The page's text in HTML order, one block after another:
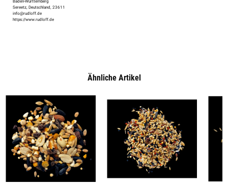
Sereetz, Deutschland, 23611
info@rudloff.de
https://www.rudloff.de
Ähnliche Artikel